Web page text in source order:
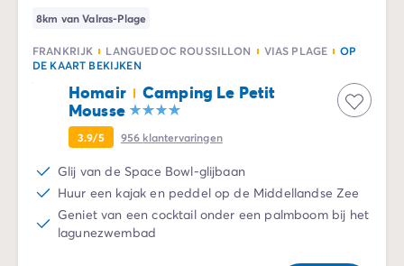
8km van Valras-Plage
FRANKRIJK LANGUEDOC ROUSSILLON VIAS PLAGE
OP
DE KAART BEKIJKEN
Homair
Camping Le Petit
Mousse
3.9/5 956 klantervaringen
Glij van de Space Bowl-glijbaan
Huur een kajak en peddel op de Middellandse Zee
Geniet van een cocktail onder een palmboom bij het
lagunezwembad